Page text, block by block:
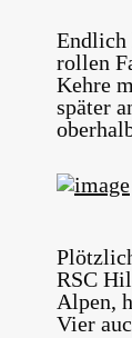
Endlich
rollen
Kehre
später
RSC
Alpen,
Vier